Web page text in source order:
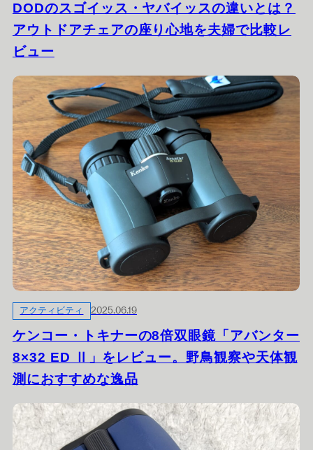
DODのスゴイッス・ヤバイッスの違いとは？
アウトドアチェアの座り心地を夫婦で比較レ
ビュー
アクティビティ 2025.06.19
ケンコー・トキナーの8倍双眼鏡「アバンター
8×32 ED Ⅱ」をレビュー。野鳥観察や天体観
測におすすめな逸品